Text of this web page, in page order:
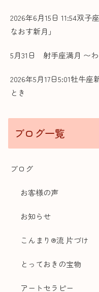
2026年6月15日 11:54双
なおす新月」
5月31日 射手座満月 〜
2026年5月17日5:01牡牛
とき
ブログ一覧
ブログ
お客様の声
お知らせ
こんまり®流 片づけ
とっておきの宝物
アートセラピー